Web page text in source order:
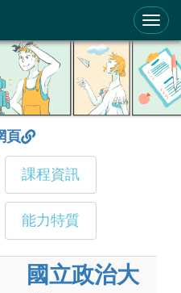
系統
頁
課程資訊
能力特質
國立政治大